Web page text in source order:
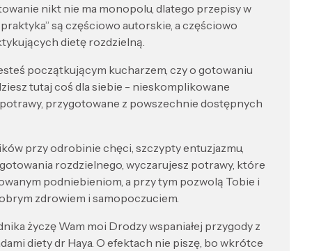
nikt nie ma monopolu, dlatego przepisy w
są częściowo autorskie, a częściowo
dietę rozdzielną.
początkującym kucharzem, czy o gotowaniu
tutaj coś dla siebie - nieskomplikowane
przygotowane z powszechnie dostępnych
przy odrobinie chęci, szczypty entuzjazmu,
rozdzielnego, wyczarujesz potrawy, które
podniebieniom, a przy tym pozwolą Tobie i
zdrowiem i samopoczuciem.
życzę Wam moi Drodzy wspaniałej przygody z
diety dr Haya. O efektach nie piszę, bo wkrótce